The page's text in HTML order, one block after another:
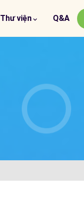
Thư viện Q&A